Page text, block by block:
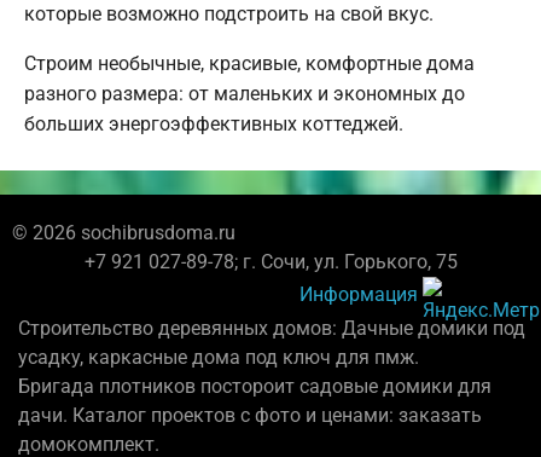
которые возможно подстроить на свой вкус.
Строим необычные, красивые, комфортные дома
разного размера: от маленьких и экономных до
больших энергоэффективных коттеджей.
© 2026 sochibrusdoma.ru
+7 921 027-89-78; г. Сочи, ул. Горького, 75
Информация
Строительство деревянных домов: Дачные домики под
усадку, каркасные дома под ключ для пмж.
Бригада плотников постороит садовые домики для
дачи. Каталог проектов с фото и ценами: заказать
домокомплект.